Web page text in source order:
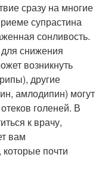
сразу на многие
супрастина
сонливость.
снижения
возникнуть
другие
амлодипин) могут
голеней. В
к врачу,
вам
почти